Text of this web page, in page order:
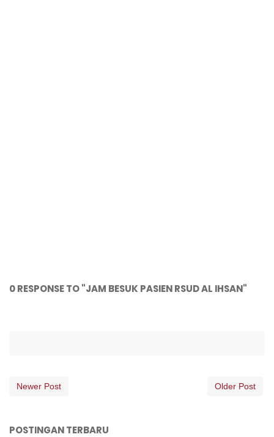
0 RESPONSE TO "JAM BESUK PASIEN RSUD AL IHSAN"
Newer Post Older Post
POSTINGAN TERBARU